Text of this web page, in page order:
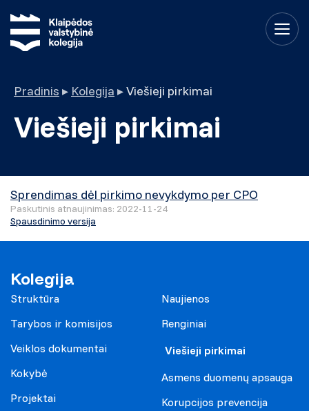
Pradinis ▸ Kolegija ▸Viešieji pirkimai
Viešieji pirkimai
Sprendimas dėl pirkimo nevykdymo per CPO
Paskutinis atnaujinimas: 2022-11-24
Spausdinimo versija
Kolegija
Struktūra
Tarybos ir komisijos
Veiklos dokumentai
Kokybė
Projektai
Naujienos
Renginiai
Viešieji pirkimai
Asmens duomenų apsauga
Korupcijos prevencija